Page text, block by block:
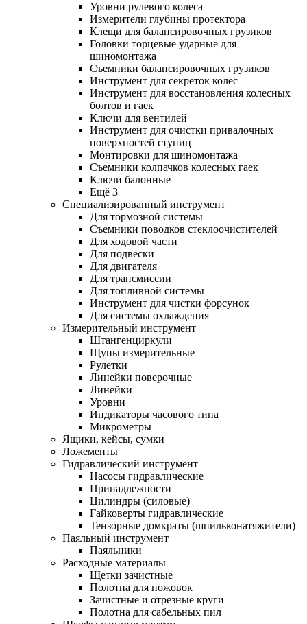
Уровни рулевого колеса
Измерители глубины протектора
Клещи для балансировочных грузиков
Головки торцевые ударные для
шиномонтажа
Съемники балансировочных грузиков
Инструмент для секреток колес
Инструмент для восстановления колесных
болтов и гаек
Ключи для вентилей
Инструмент для очистки привалочных
поверхностей ступиц
Монтировки для шиномонтажа
Съемники колпачков колесных гаек
Ключи балонные
Ещё 3
Специализированный инструмент
Для тормозной системы
Съемники поводков стеклоочистителей
Для ходовой части
Для подвески
Для двигателя
Для трансмиссии
Для топливной системы
Инструмент для чистки форсунок
Для системы охлаждения
Измерительный инструмент
Штангенциркули
Щупы измерительные
Рулетки
Линейки поверочные
Линейки
Уровни
Индикаторы часового типа
Микрометры
Ящики, кейсы, сумки
Ложементы
Гидравлический инструмент
Насосы гидравлические
Принадлежности
Цилиндры (силовые)
Гайковерты гидравлические
Тензорные домкраты (шпильконатяжители)
Паяльный инструмент
Паяльники
Расходные материалы
Щетки зачистные
Полотна для ножовок
Зачистные и отрезные круги
Полотна для сабельных пил